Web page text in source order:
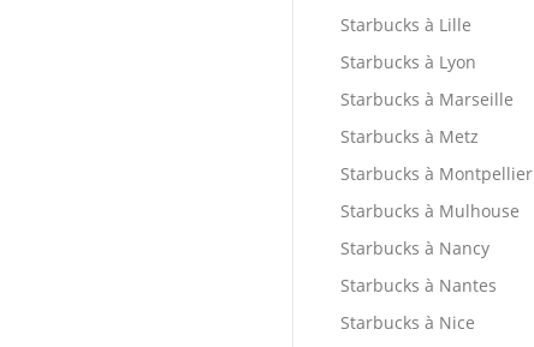
Starbucks à Lille
Starbucks à Lyon
Starbucks à Marseille
Starbucks à Metz
Starbucks à Montpellier
Starbucks à Mulhouse
Starbucks à Nancy
Starbucks à Nantes
Starbucks à Nice